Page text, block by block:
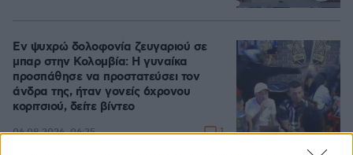
Loaded
Εν ψυχρώ δολοφονία ζευγαριού σε
μπαρ στην Κολομβία: Η γυναίκα
προσπάθησε να προστατεύσει τον
άνδρα της, ήταν γονείς 6χρονου
κοριτσιού, δείτε βίντεο
06.08.2026, 06:25 1